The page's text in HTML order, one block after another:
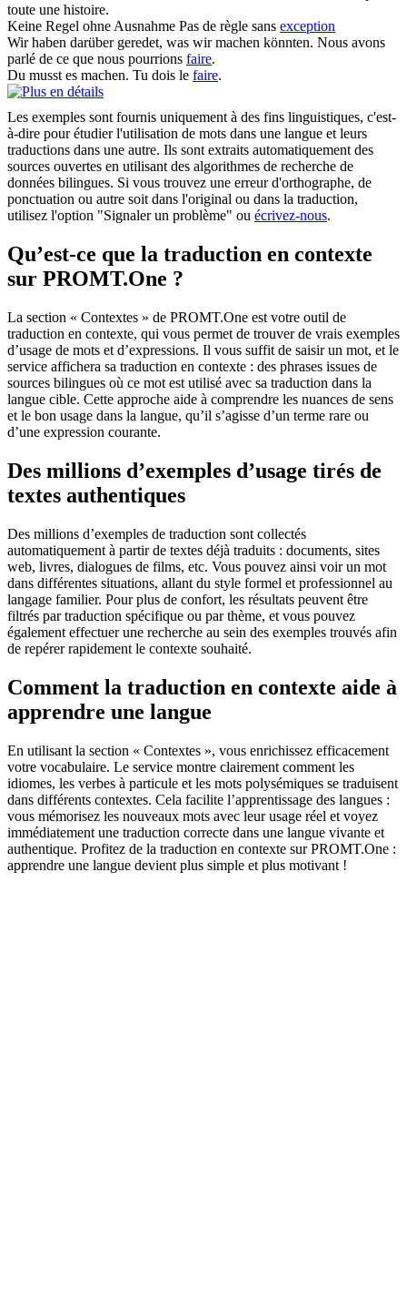
toute une histoire.
Keine Regel ohneAusnahme Pas de règle sans exception
Wir haben darüber geredet, was wirmachen könnten. Nous avons
parlé de ce que nous pourrions faire.
Du musst es machen. Tu dois le faire.
Les exemples sont fournis uniquement à des fins linguistiques, c'est-
à-dire pour étudier l'utilisation de mots dans une langue et leurs
traductions dans une autre. Ils sont extraits automatiquement des
sources ouvertes en utilisant des algorithmes de recherche de
données bilingues. Si vous trouvez une erreur d'orthographe, de
ponctuation ou autre soit dans l'original ou dans la traduction,
utilisez l'option "Signaler un problème" ou écrivez-nous.
Qu’est-ce que la traduction en contexte
sur PROMT.One ?
La section « Contextes » de PROMT.One est votre outil de
traduction en contexte, qui vous permet de trouver de vrais exemples
d’usage de mots et d’expressions. Il vous suffit de saisir un mot, et le
service affichera sa traduction en contexte : des phrases issues de
sources bilingues où ce mot est utilisé avec sa traduction dans la
langue cible. Cette approche aide à comprendre les nuances de sens
et le bon usage dans la langue, qu’il s’agisse d’un terme rare ou
d’une expression courante.
Des millions d’exemples d’usage tirés de
textes authentiques
Des millions d’exemples de traduction sont collectés
automatiquement à partir de textes déjà traduits : documents, sites
web, livres, dialogues de films, etc. Vous pouvez ainsi voir un mot
dans différentes situations, allant du style formel et professionnel au
langage familier. Pour plus de confort, les résultats peuvent être
filtrés par traduction spécifique ou par thème, et vous pouvez
également effectuer une recherche au sein des exemples trouvés afin
de repérer rapidement le contexte souhaité.
Comment la traduction en contexte aide à
apprendre une langue
En utilisant la section « Contextes », vous enrichissez efficacement
votre vocabulaire. Le service montre clairement comment les
idiomes, les verbes à particule et les mots polysémiques se traduisent
dans différents contextes. Cela facilite l’apprentissage des langues :
vous mémorisez les nouveaux mots avec leur usage réel et voyez
immédiatement une traduction correcte dans une langue vivante et
authentique. Profitez de la traduction en contexte sur PROMT.One :
apprendre une langue devient plus simple et plus motivant !